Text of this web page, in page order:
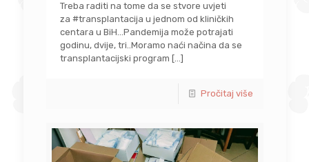
Treba raditi na tome da se stvore uvjeti
za #transplantacija u jednom od kliničkih
centara u BiH…Pandemija može potrajati
godinu, dvije, tri..Moramo naći načina da se
transplantacijski program […]
Pročitaj više